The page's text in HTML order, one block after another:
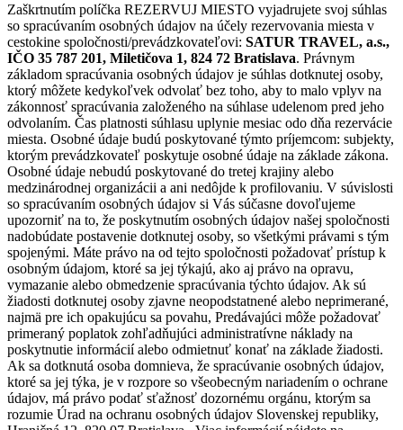
Zaškrtnutím políčka REZERVUJ MIESTO vyjadrujete svoj súhlas
so spracúvaním osobných údajov na účely rezervovania miesta v
cestokine spoločnosti/prevádzkovateľovi: SATUR TRAVEL, a.s.,
IČO 35 787 201, Miletičova 1, 824 72 Bratislava. Právnym
základom spracúvania osobných údajov je súhlas dotknutej osoby,
ktorý môžete kedykoľvek odvolať bez toho, aby to malo vplyv na
zákonnosť spracúvania založeného na súhlase udelenom pred jeho
odvolaním. Čas platnosti súhlasu uplynie mesiac odo dňa rezervácie
miesta. Osobné údaje budú poskytované týmto príjemcom: subjekty,
ktorým prevádzkovateľ poskytuje osobné údaje na základe zákona.
Osobné údaje nebudú poskytované do tretej krajiny alebo
medzinárodnej organizácii a ani nedôjde k profilovaniu. V súvislosti
so spracúvaním osobných údajov si Vás súčasne dovoľujeme
upozorniť na to, že poskytnutím osobných údajov našej spoločnosti
nadobúdate postavenie dotknutej osoby, so všetkými právami s tým
spojenými. Máte právo na od tejto spoločnosti požadovať prístup k
osobným údajom, ktoré sa jej týkajú, ako aj právo na opravu,
vymazanie alebo obmedzenie spracúvania týchto údajov. Ak sú
žiadosti dotknutej osoby zjavne neopodstatnené alebo neprimerané,
najmä pre ich opakujúcu sa povahu, Predávajúci môže požadovať
primeraný poplatok zohľadňujúci administratívne náklady na
poskytnutie informácií alebo odmietnuť konať na základe žiadosti.
Ak sa dotknutá osoba domnieva, že spracúvanie osobných údajov,
ktoré sa jej týka, je v rozpore so všeobecným nariadením o ochrane
údajov, má právo podať sťažnosť dozornému orgánu, ktorým sa
rozumie Úrad na ochranu osobných údajov Slovenskej republiky,